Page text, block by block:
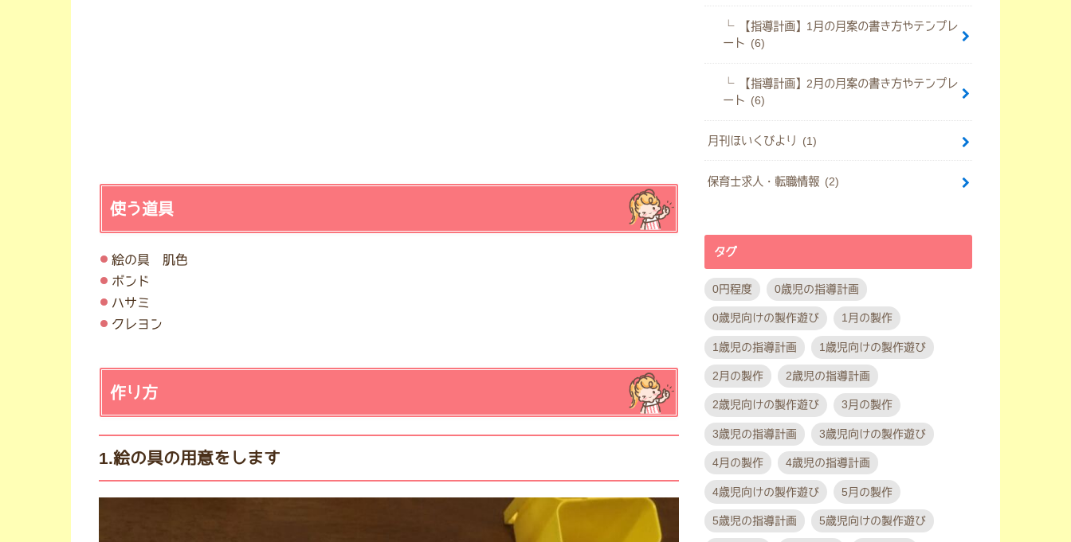
使う道具
絵の具 肌色
ボンド
ハサミ
クレヨン
作り方
1.絵の具の用意をします
【指導計画】1月の月案の書き方やテンプレ
ート (6)
【指導計画】2月の月案の書き方やテンプレ
ート (6)
月刊ほいくびより (1)
保育士求人・転職情報 (2)
タグ
0円程度 0歳児の指導計画
0歳児向けの製作遊び 1月の製作
1歳児の指導計画 1歳児向けの製作遊び
2月の製作 2歳児の指導計画
2歳児向けの製作遊び 3月の製作
3歳児の指導計画 3歳児向けの製作遊び
4月の製作 4歳児の指導計画
4歳児向けの製作遊び 5月の製作
5歳児の指導計画 5歳児向けの製作遊び